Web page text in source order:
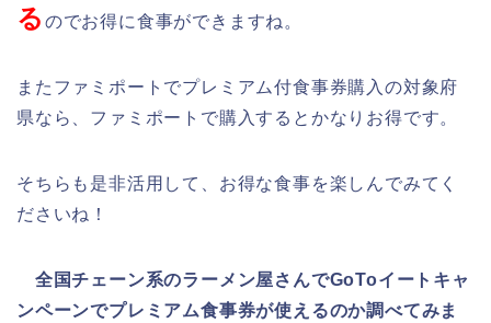
る のでお得に食事ができますね。
またファミポートでプレミアム付食事券購入の対象府
県なら、ファミポートで購入するとかなりお得です。
そちらも是非活用して、お得な食事を楽しんでみてく
ださいね！
全国チェーン系のラーメン屋さんでGoToイートキャ
ンペーンでプレミアム食事券が使えるのか調べてみま